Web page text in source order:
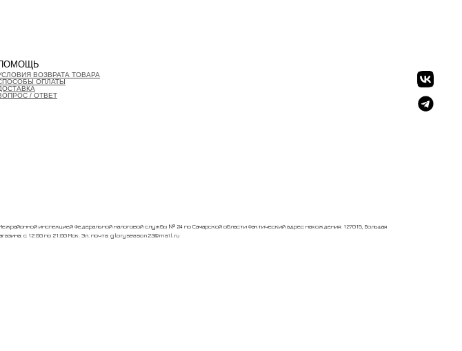
ВОЗВРАТА ТОВАРА
ОПЛАТЫ
/ ОТВЕТ
инспекцией Федеральной налоговой службы № 24 по Самарской области Фактический адрес нахождения: 127015, Большая
с 12:00 по 21:00 Мск. Эл. почта: gloryseason23@mail.ru